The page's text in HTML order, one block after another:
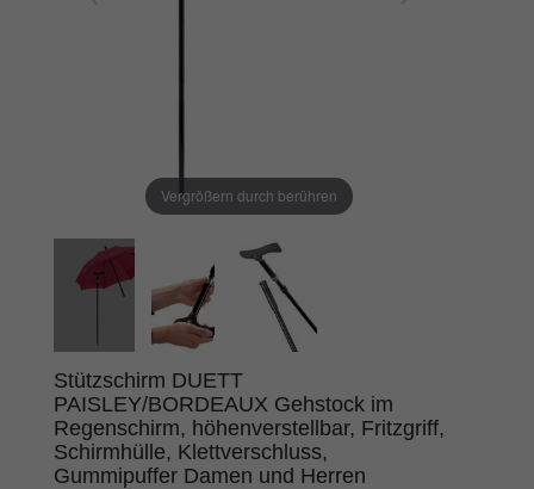
Vergrößern durch berühren
Stützschirm DUETT
PAISLEY/BORDEAUX Gehstock im
Regenschirm, höhenverstellbar, Fritzgriff,
Schirmhülle, Klettverschluss,
Gummipuffer Damen und Herren